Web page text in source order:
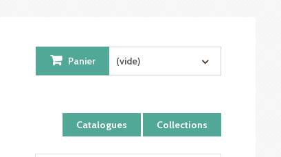
Catalogues Collections
Panier (vide)